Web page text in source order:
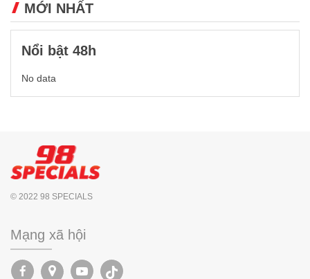
MỚI NHẤT
Nổi bật 48h
No data
© 2022 98 SPECIALS
Mạng xã hội